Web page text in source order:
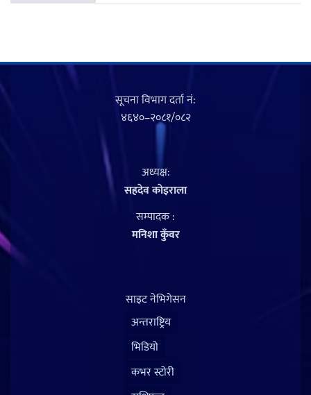
सूचना विभाग दर्ता नं‍:
४६४०–२०८१/०८२
अध्यक्ष:
सहदेव काेइराला
सम्पादक :
मनिशा कुँवर
साइट नेभिगेसन
अन्तराष्ट्रिय
भिडियो
कभर स्टोरी